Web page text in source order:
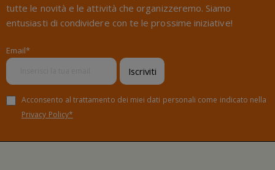
tutte le novità e le attività che organizzeremo. Siamo
entusiasti di condividere con te le prossime iniziative!
Email*
Iscriviti
Acconsento al trattamento dei miei dati personali come indicato nella
Privacy Policy*